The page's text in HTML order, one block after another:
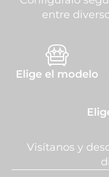
entre
Elige el modelo
Visítanos y